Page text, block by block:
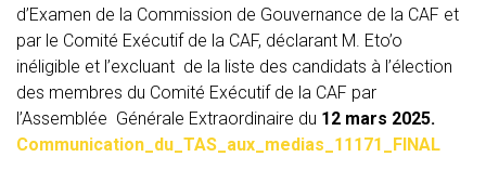
d’Examen de la Commission de Gouvernance de la CAF et
par le Comité Exécutif de la CAF, déclarant M. Eto’o
inéligible et l’excluant de la liste des candidats à l’élection
des membres du Comité Exécutif de la CAF par
l’Assemblée Générale Extraordinaire du 12 mars 2025.
Communication_du_TAS_aux_medias_11171_FINAL